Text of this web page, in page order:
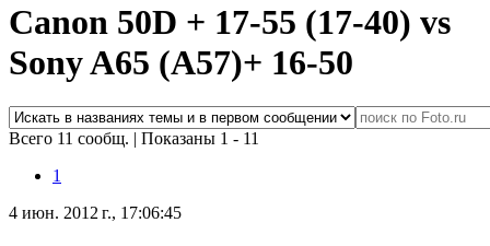
Canon 50D + 17-55 (17-40) vs
Sony A65 (A57)+ 16-50
Всего 11 сообщ. | Показаны 1 - 11
1
4 июн. 2012 г., 17:06:45